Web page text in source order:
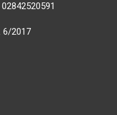
6/2017